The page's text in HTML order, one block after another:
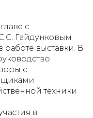
с
Гайдунковым
работе выставки. В
с
техники
в